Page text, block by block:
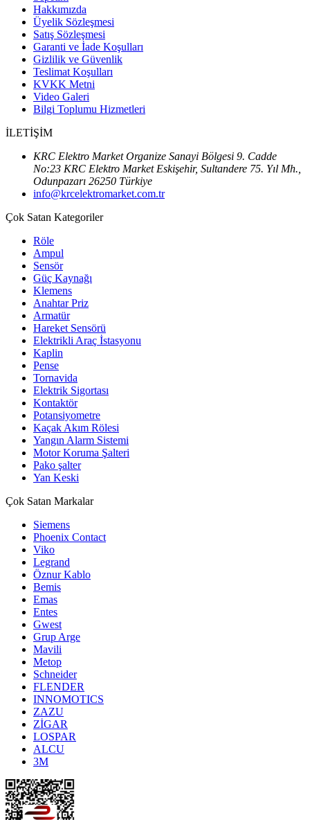
Hakkımızda
Üyelik Sözleşmesi
Satış Sözleşmesi
Garanti ve İade Koşulları
Gizlilik ve Güvenlik
Teslimat Koşulları
KVKK Metni
Video Galeri
Bilgi Toplumu Hizmetleri
İLETİŞİM
KRC Elektro Market Organize Sanayi Bölgesi 9. Cadde
No:23 KRC Elektro Market Eskişehir, Sultandere 75. Yıl Mh.,
Odunpazarı 26250 Türkiye
info@krcelektromarket.com.tr
Çok Satan Kategoriler
Röle
Ampul
Sensör
Güç Kaynağı
Klemens
Anahtar Priz
Armatür
Hareket Sensörü
Elektrikli Araç İstasyonu
Kaplin
Pense
Tornavida
Elektrik Sigortası
Kontaktör
Potansiyometre
Kaçak Akım Rölesi
Yangın Alarm Sistemi
Motor Koruma Şalteri
Pako şalter
Yan Keski
Çok Satan Markalar
Siemens
Phoenix Contact
Viko
Legrand
Öznur Kablo
Bemis
Emas
Entes
Gwest
Grup Arge
Mavili
Metop
Schneider
FLENDER
INNOMOTICS
ZAZU
ZİGAR
LOSPAR
ALCU
3M